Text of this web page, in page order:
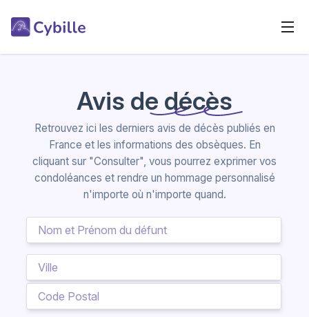
Avis de décès
Retrouvez ici les derniers avis de décès publiés en
France et les informations des obsèques. En
cliquant sur "Consulter", vous pourrez exprimer vos
condoléances et rendre un hommage personnalisé
n'importe où n'importe quand.